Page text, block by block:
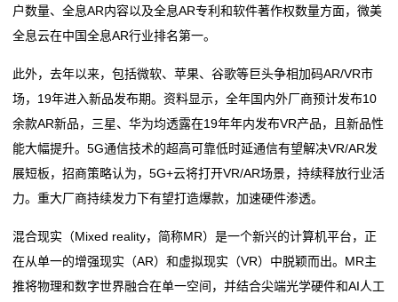
当文艺遇见军营，这场“新老对话”温暖人心
从延安走来，于当下闪光——记革命文艺评论家、编辑
闽派文艺系列访谈丨吴新斌：闽派戏剧 奋勇争先
激发活力 岁启新程——济南市民间文艺家协会共绘泉城
文艺新蓝图
从延安走来，于当下闪光——记革命文艺评论家、编辑
殷白
闽派文艺系列访谈丨吴新斌：闽派戏剧 奋勇争先
户数量、全息AR内容以及全息AR专利和软件著作权数量方面，微美
全息云在中国全息AR行业排名第一。
此外，去年以来，包括微软、苹果、谷歌等巨头争相加码AR/VR市
场，19年进入新品发布期。资料显示，全年国内外厂商预计发布10
余款AR新品，三星、华为均透露在19年年内发布VR产品，且新品性
能大幅提升。5G通信技术的超高可靠低时延通信有望解决VR/AR发
展短板，招商策略认为，5G+云将打开VR/AR场景，持续释放行业活
力。重大厂商持续发力下有望打造爆款，加速硬件渗透。
混合现实（Mixed reality，简称MR）是一个新兴的计算机平台，正
在从单一的增强现实（AR）和虚拟现实（VR）中脱颖而出。MR主
推将物理和数字世界融合在单一空间，并结合尖端光学硬件和AI人工